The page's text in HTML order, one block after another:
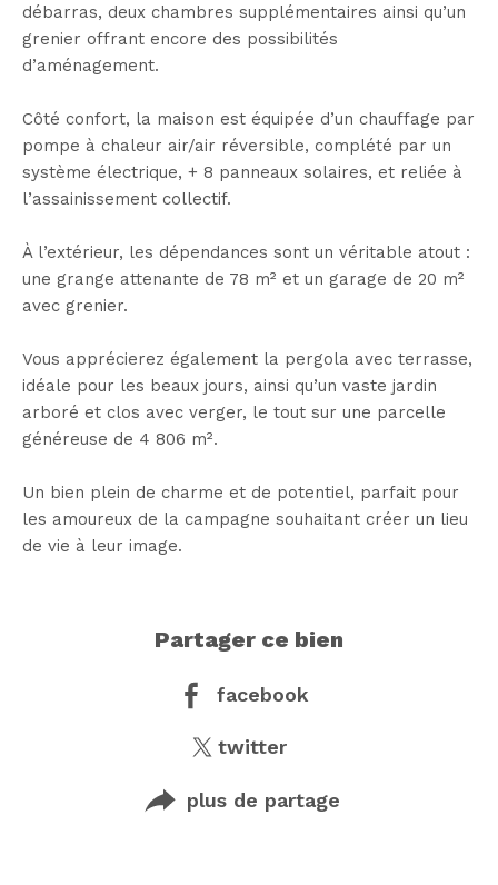
débarras, deux chambres supplémentaires ainsi qu’un
grenier offrant encore des possibilités
d’aménagement.
Côté confort, la maison est équipée d’un chauffage par
pompe à chaleur air/air réversible, complété par un
système électrique, + 8 panneaux solaires, et reliée à
l’assainissement collectif.
À l’extérieur, les dépendances sont un véritable atout :
une grange attenante de 78 m² et un garage de 20 m²
avec grenier.
Vous apprécierez également la pergola avec terrasse,
idéale pour les beaux jours, ainsi qu’un vaste jardin
arboré et clos avec verger, le tout sur une parcelle
généreuse de 4 806 m².
Un bien plein de charme et de potentiel, parfait pour
les amoureux de la campagne souhaitant créer un lieu
de vie à leur image.
partager ce bien
facebook
twitter
plus de partage